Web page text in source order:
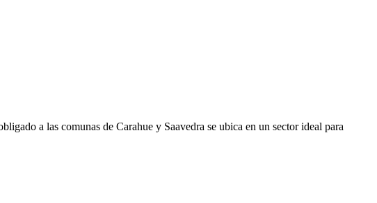
a las comunas de Carahue y Saavedra se ubica en un sector ideal para